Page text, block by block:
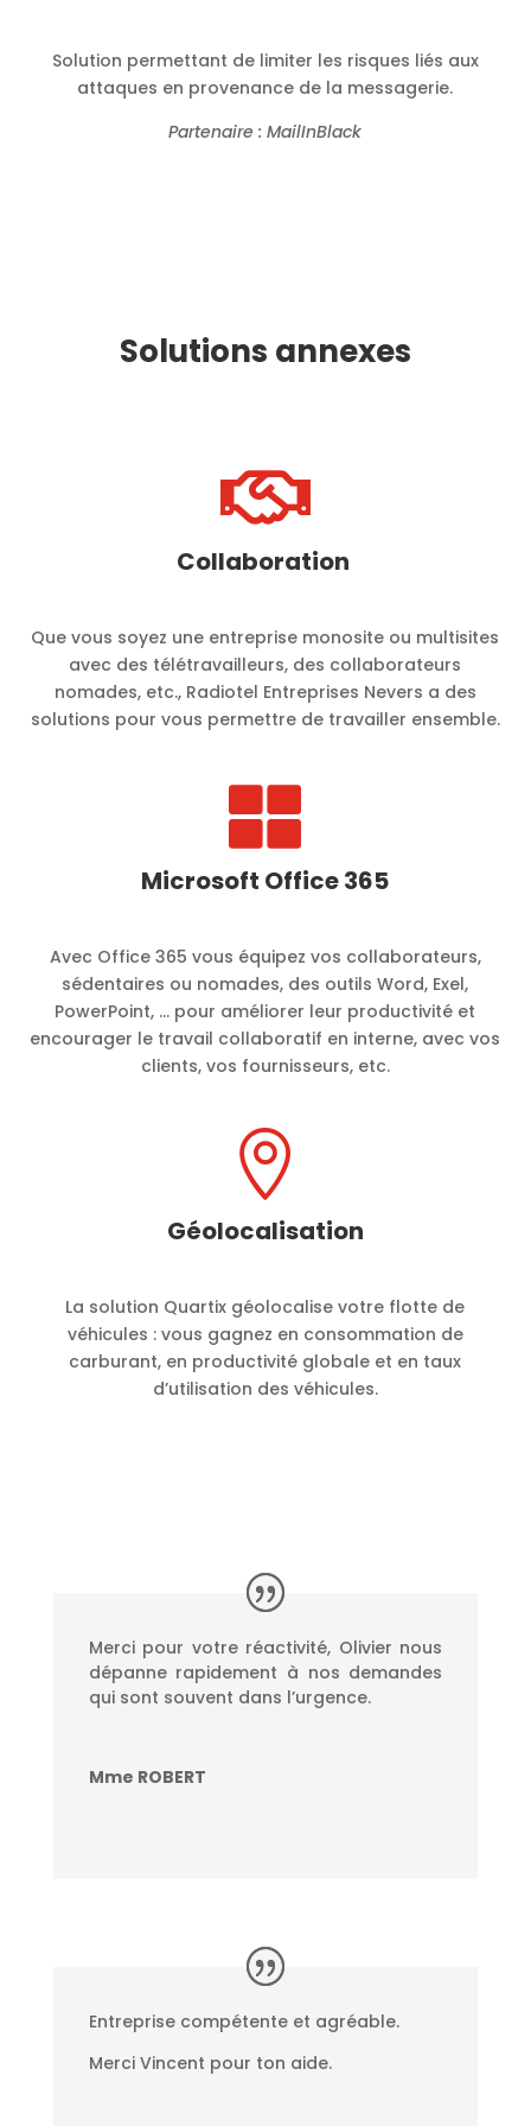
Solution permettant de limiter les risques liés aux
attaques en provenance de la messagerie.
Partenaire : MailInBlack
Solutions annexes

Collaboration
Que vous soyez une entreprise monosite ou multisites
avec des télétravailleurs, des collaborateurs
nomades, etc., Radiotel Entreprises Nevers a des
solutions pour vous permettre de travailler ensemble.

Microsoft Office 365
Avec Office 365 vous équipez vos collaborateurs,
sédentaires ou nomades, des outils Word, Exel,
PowerPoint, … pour améliorer leur productivité et
encourager le travail collaboratif en interne, avec vos
clients, vos fournisseurs, etc.

Géolocalisation
La solution Quartix géolocalise votre flotte de
véhicules : vous gagnez en consommation de
carburant, en productivité globale et en taux
d’utilisation des véhicules.
Merci pour votre réactivité, Olivier nous
dépanne rapidement à nos demandes
qui sont souvent dans l’urgence.
Mme ROBERT
Entreprise compétente et agréable.
Merci Vincent pour ton aide.